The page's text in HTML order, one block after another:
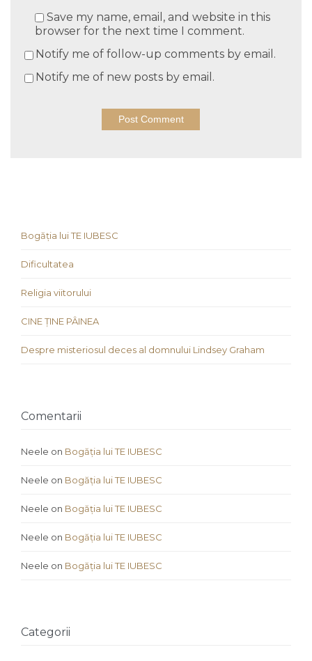
Save my name, email, and website in this
browser for the next time I comment.
Notify me of follow-up comments by email.
Notify me of new posts by email.
Bogăția lui TE IUBESC
Dificultatea
Religia viitorului
CINE ȚINE PÂINEA
Despre misteriosul deces al domnului Lindsey Graham
Comentarii
Neele on Bogăția lui TE IUBESC
Neele on Bogăția lui TE IUBESC
Neele on Bogăția lui TE IUBESC
Neele on Bogăția lui TE IUBESC
Neele on Bogăția lui TE IUBESC
Categorii